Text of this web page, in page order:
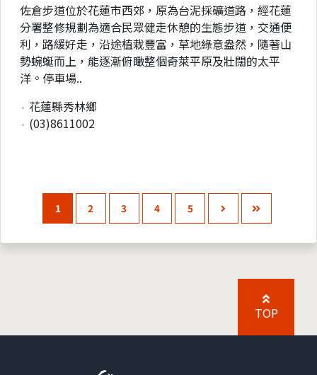
佐倉步道位於花蓮市西郊，原為台泥採礦道路，經花蓮
分署整修規劃為適合民眾健走休憩的生態步道，交通便
利，路緩好走，沿途植栽豐富，草地綠意盎然，隨著山
勢蜿蜒而上，能逐漸俯瞰整個奇萊平原及壯闊的太平
洋。停車場..
花蓮縣秀林鄉
(03)8611002
1 2 3 4 5
TOP